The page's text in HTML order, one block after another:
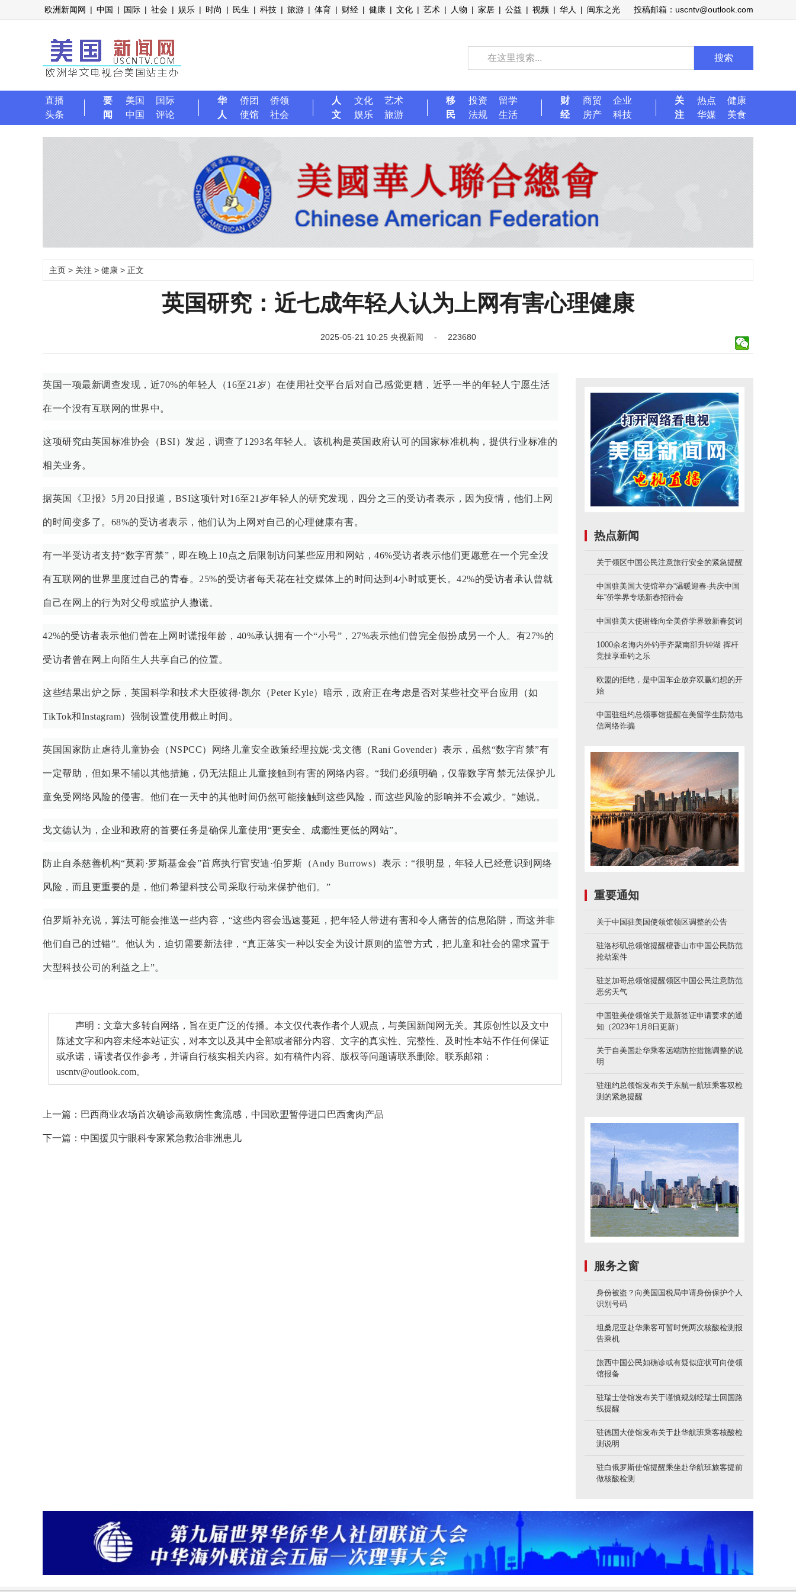
欧洲新闻网 | 中国 | 国际 | 社会 | 娱乐 | 时尚 | 民生 | 科技 | 旅游 | 体育 | 财经 | 健康 | 文化 | 艺术 | 人物 | 家居 | 公益 | 视频 | 华人 | 闽东之光 投稿邮箱：uscntv@outlook.com
搜索
直播
头条
要
闻
美国
国际
中国
评论
华
人
侨团
侨领
使馆
社会
人
文
文化
艺术
娱乐
旅游
移
民
投资
留学
法规
生活
财
经
商贸
企业
房产
科技
关
注
热点
健康
华媒
美食
主页 > 关注 > 健康 > 正文
英国研究：近七成年轻人认为上网有害心理健康
2025-05-21 10:25 央视新闻 - 223680
英国一项最新调查发现，近70%的年轻人（16至21岁）在使用社交平台后对自己感觉更糟，近乎一半的年轻人宁愿生活
在一个没有互联网的世界中。
这项研究由英国标准协会（BSI）发起，调查了1293名年轻人。该机构是英国政府认可的国家标准机构，提供行业标准的
相关业务。
据英国《卫报》5月20日报道，BSI这项针对16至21岁年轻人的研究发现，四分之三的受访者表示，因为疫情，他们上网
的时间变多了。68%的受访者表示，他们认为上网对自己的心理健康有害。
有一半受访者支持“数字宵禁”，即在晚上10点之后限制访问某些应用和网站，46%受访者表示他们更愿意在一个完全没
有互联网的世界里度过自己的青春。25%的受访者每天花在社交媒体上的时间达到4小时或更长。42%的受访者承认曾就
自己在网上的行为对父母或监护人撒谎。
42%的受访者表示他们曾在上网时谎报年龄，40%承认拥有一个“小号”，27%表示他们曾完全假扮成另一个人。有27%的
受访者曾在网上向陌生人共享自己的位置。
这些结果出炉之际，英国科学和技术大臣彼得·凯尔（Peter Kyle）暗示，政府正在考虑是否对某些社交平台应用（如
TikTok和Instagram）强制设置使用截止时间。
英国国家防止虐待儿童协会（NSPCC）网络儿童安全政策经理拉妮·戈文德（Rani Govender）表示，虽然“数字宵禁”有
一定帮助，但如果不辅以其他措施，仍无法阻止儿童接触到有害的网络内容。“我们必须明确，仅靠数字宵禁无法保护儿
童免受网络风险的侵害。他们在一天中的其他时间仍然可能接触到这些风险，而这些风险的影响并不会减少。”她说。
戈文德认为，企业和政府的首要任务是确保儿童使用“更安全、成瘾性更低的网站”。
防止自杀慈善机构“莫莉·罗斯基金会”首席执行官安迪·伯罗斯（Andy Burrows）表示：“很明显，年轻人已经意识到网络
风险，而且更重要的是，他们希望科技公司采取行动来保护他们。”
伯罗斯补充说，算法可能会推送一些内容，“这些内容会迅速蔓延，把年轻人带进有害和令人痛苦的信息陷阱，而这并非
他们自己的过错”。他认为，迫切需要新法律，“真正落实一种以安全为设计原则的监管方式，把儿童和社会的需求置于
大型科技公司的利益之上”。
声明：文章大多转自网络，旨在更广泛的传播。本文仅代表作者个人观点，与美国新闻网无关。其原创性以及文中
陈述文字和内容未经本站证实，对本文以及其中全部或者部分内容、文字的真实性、完整性、及时性本站不作任何保证
或承诺，请读者仅作参考，并请自行核实相关内容。如有稿件内容、版权等问题请联系删除。联系邮箱：
uscntv@outlook.com。
上一篇： 巴西商业农场首次确诊高致病性禽流感，中国欧盟暂停进口巴西禽肉产品
下一篇： 中国援贝宁眼科专家紧急救治非洲患儿
热点新闻
关于领区中国公民注意旅行安全的紧急提醒
中国驻美国大使馆举办“温暖迎春·共庆中国
年”侨学界专场新春招待会
中国驻美大使谢锋向全美侨学界致新春贺词
1000余名海内外钓手齐聚南部升钟湖 挥杆
竞技享垂钓之乐
欧盟的拒绝，是中国车企放弃双赢幻想的开
始
中国驻纽约总领事馆提醒在美留学生防范电
信网络诈骗
重要通知
关于中国驻美国使领馆领区调整的公告
驻洛杉矶总领馆提醒檀香山市中国公民防范
抢劫案件
驻芝加哥总领馆提醒领区中国公民注意防范
恶劣天气
中国驻美使领馆关于最新签证申请要求的通
知（2023年1月8日更新）
关于自美国赴华乘客远端防控措施调整的说
明
驻纽约总领馆发布关于东航一航班乘客双检
测的紧急提醒
服务之窗
身份被盗？向美国国税局申请身份保护个人
识别号码
坦桑尼亚赴华乘客可暂时凭两次核酸检测报
告乘机
旅西中国公民如确诊或有疑似症状可向使领
馆报备
驻瑞士使馆发布关于谨慎规划经瑞士回国路
线提醒
驻德国大使馆发布关于赴华航班乘客核酸检
测说明
驻白俄罗斯使馆提醒乘坐赴华航班旅客提前
做核酸检测